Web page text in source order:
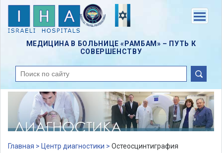
Skip
content
МЕДИЦИНА В БОЛЬНИЦЕ «РАМБАМ» – ПУТЬ К
СОВЕРШЕНСТВУ
поиск
Главная > Центр диагностики > Остеосцинтиграфия